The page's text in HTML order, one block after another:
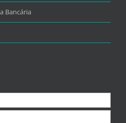
Bancária